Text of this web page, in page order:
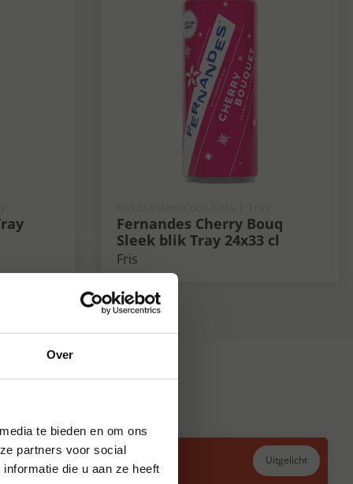
Over
te bieden en om ons
partners voor social
die u aan ze heeft
Fernandes Cherry Bouq
Sleek blik Tray 24x33 cl
Fris
Uitgelicht